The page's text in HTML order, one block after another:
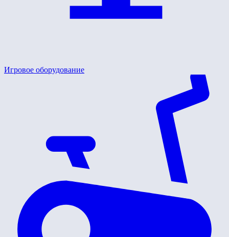
Игровое оборудование